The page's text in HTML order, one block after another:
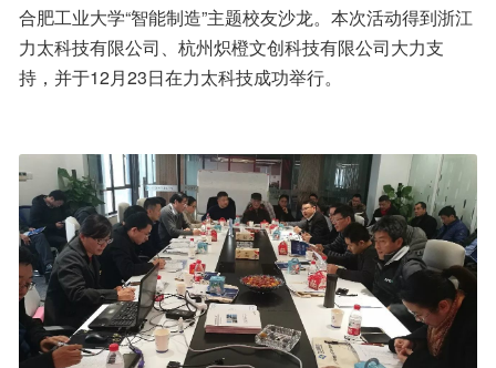
合肥工业大学“智能制造”主题校友沙龙。本次活动得到浙江
力太科技有限公司、杭州炽橙文创科技有限公司大力支
持，并于12月23日在力太科技成功举行。